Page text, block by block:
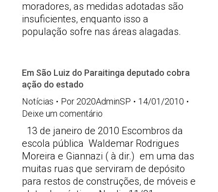
moradores, as medidas adotadas são
insuficientes, enquanto isso a
população sofre nas áreas alagadas.
Em São Luiz do Paraitinga deputado cobra
ação do estado
Notícias
Por 2020AdminSP
14/01/2010
Deixe um comentário
13 de janeiro de 2010 Escombros da
escola pública Waldemar Rodrigues
Moreira e Giannazi ( à dir.) em uma das
muitas ruas que serviram de depósito
para restos de construções, de móveis e